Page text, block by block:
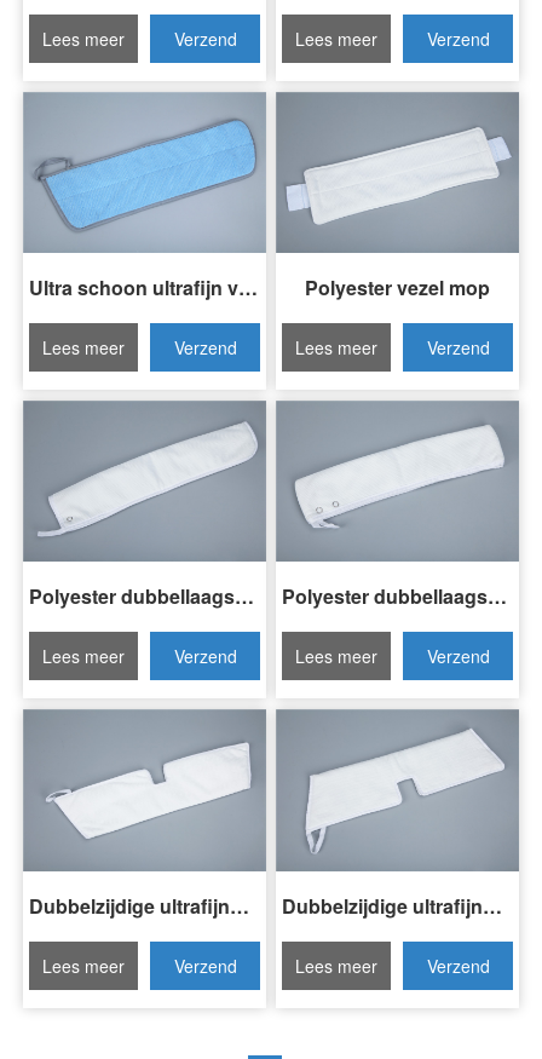
Lees meer
Verzend
Invraag
Lees meer
Verzend
Invraag
Ultra schoon ultrafijn vezelmop
Lees meer
Verzend
Invraag
Polyester vezel mop
Lees meer
Verzend
Invraag
Polyester dubbellaagse gelamineerde mop pad
Lees meer
Verzend
Invraag
Polyester dubbellaagse gelamineerde mop pad
Lees meer
Verzend
Invraag
Dubbelzijdige ultrafijne vezelmop
Lees meer
Verzend
Invraag
Dubbelzijdige ultrafijne vezelmop
Lees meer
Verzend
Invraag